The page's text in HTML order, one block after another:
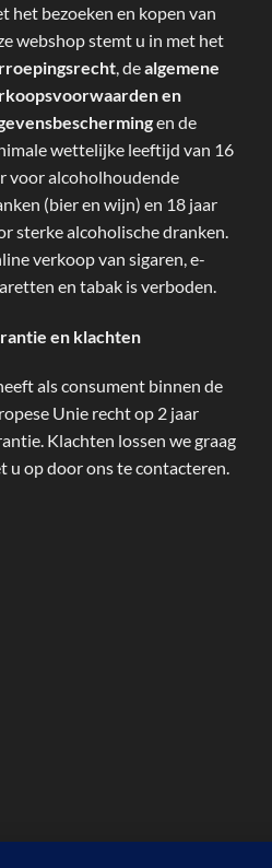
het bezoeken en kopen van
webshop stemt u in met het
, dealgemene
en
en de
wettelijke leeftijd van 16
voor alcoholhoudende
(bier en wijn) en 18 jaar
sterke alcoholische dranken.
verkoop van sigaren, e-
en tabak is verboden.
en klachten
als consument binnen de
Unie recht op 2 jaar
Klachten lossen we graag
u op door ons te contacteren.